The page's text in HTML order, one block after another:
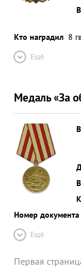
Кто наградил 8
Ещё
Медаль «За
Номер документа
Ещё
Первая